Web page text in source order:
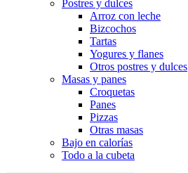
Postres y dulces
Arroz con leche
Bizcochos
Tartas
Yogures y flanes
Otros postres y dulces
Masas y panes
Croquetas
Panes
Pizzas
Otras masas
Bajo en calorías
Todo a la cubeta